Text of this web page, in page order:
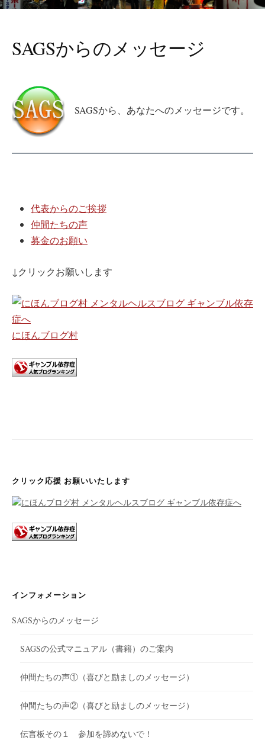
SAGSからのメッセージ
SAGSから、あなたへのメッセージです。
代表からのご挨拶
仲間たちの声
募金のお願い
↓クリックお願いします
にほんブログ村
クリック応援 お願いいたします
インフォメーション
SAGSからのメッセージ
SAGSの公式マニュアル（書籍）のご案内
仲間たちの声①（喜びと励ましのメッセージ）
仲間たちの声②（喜びと励ましのメッセージ）
伝言板その１ 参加を諦めないで！